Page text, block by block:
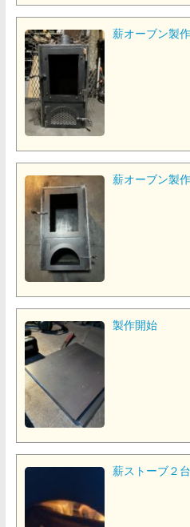
薪オーブン製
薪オーブン製
製作開始
薪ストーブ２